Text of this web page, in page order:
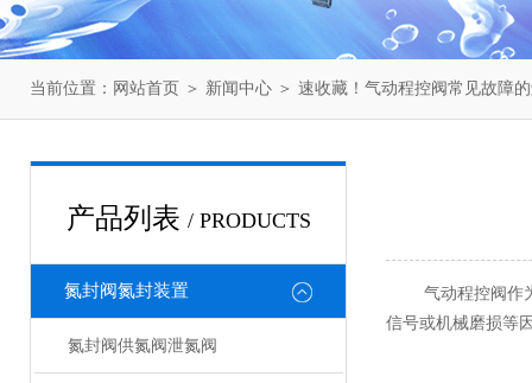
当前位置： 网站首页 ＞ 新闻中心 ＞ 速收藏！气动程控阀常见故障
产品列表 / PRODUCTS
氮封阀氮封装置
氮封阀供氮阀泄氮阀
气动程控阀作为
信号或机械磨损等